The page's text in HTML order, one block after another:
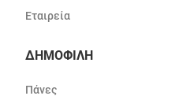
Εταιρεία
ΔΗΜΟΦΙΛΗ
Πάνες